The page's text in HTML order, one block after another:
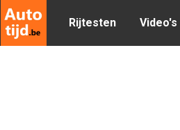
Rijtesten Video's